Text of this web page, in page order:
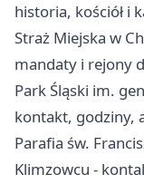
historia, kościół i
Straż Miejska w
mandaty i rejony
Park Śląski im.
kontakt, godziny,
Parafia św.
Klimzowcu -